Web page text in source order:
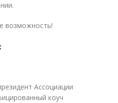
возможность!
Ассоциации
коуч